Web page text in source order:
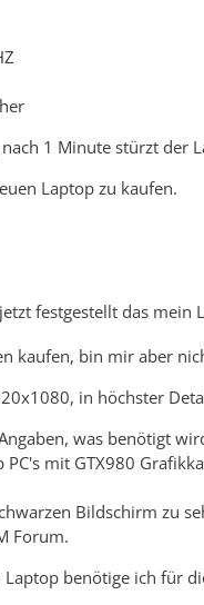
1 Minute stürzt der
Laptop zu kaufen.
festgestellt das mein
kaufen, bin mir aber
in höchster
was benötigt
PC's mit GTX980
Bildschirm zu
Forum.
benötige ich für